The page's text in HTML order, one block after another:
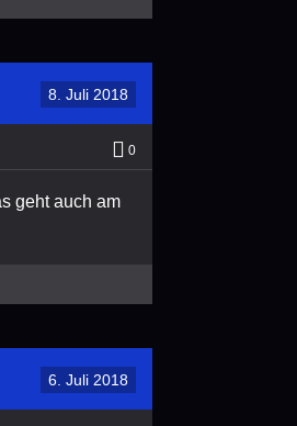
8. Juli 2018
0
geht auch am
6. Juli 2018